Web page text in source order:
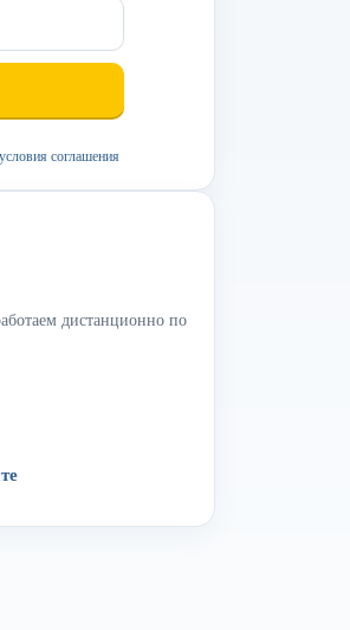
условия соглашения
дистанционно по